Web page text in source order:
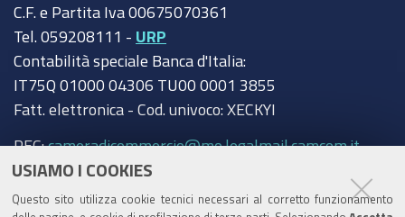
USIAMO I COOKIES
Questo sito utilizza cookie tecnici necessari al corretto funzionamento
C.F. e Partita Iva 00675070361
Tel. 059208111 - URP
Contabilità speciale Banca d'Italia:
IT75Q 01000 04306 TU00 0001 3855
Fatt. elettronica - Cod. univoco: XECKYI
PEC:cameradicommercio@mo.legalmail.camcom.it
Trasparenza